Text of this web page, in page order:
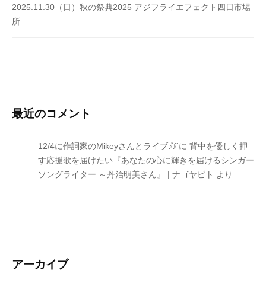
2025.11.30（日）秋の祭典2025 アジフライエフェクト四日市場
所
最近のコメント
12/4に作詞家のMikeyさんとライブ♪̊̈♪̆̈に 背中を優しく押
す応援歌を届けたい『あなたの心に輝きを届けるシンガー
ソングライター ～丹治明美さん』 | ナゴヤビト より
アーカイブ